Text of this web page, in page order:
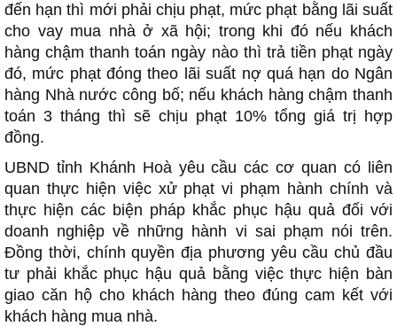
đến hạn thì mới phải chịu phạt, mức phạt bằng lãi suất
cho vay mua nhà ở xã hội; trong khi đó nếu khách
hàng chậm thanh toán ngày nào thì trả tiền phạt ngày
đó, mức phạt đóng theo lãi suất nợ quá hạn do Ngân
hàng Nhà nước công bố; nếu khách hàng chậm thanh
toán 3 tháng thì sẽ chịu phạt 10% tổng giá trị hợp
đồng.
UBND tỉnh Khánh Hoà yêu cầu các cơ quan có liên
quan thực hiện việc xử phạt vi phạm hành chính và
thực hiện các biện pháp khắc phục hậu quả đối với
doanh nghiệp về những hành vi sai phạm nói trên.
Đồng thời, chính quyền địa phương yêu cầu chủ đầu
tư phải khắc phục hậu quả bằng việc thực hiện bàn
giao căn hộ cho khách hàng theo đúng cam kết với
khách hàng mua nhà.